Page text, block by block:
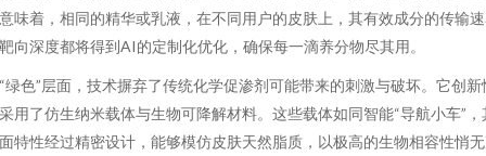
味着，相同的精华或乳液，在不同用户的皮肤上，其有效成分的传输
向深度都将得到AI的定制化优化，确保每一滴养分物尽其用。
绿色”层面，技术摒弃了传统化学促渗剂可能带来的刺激与破坏。它创新
用了仿生纳米载体与生物可降解材料。这些载体如同智能“导航小车”，
特性经过精密设计，能够模仿皮肤天然脂质，以极高的生物相容性悄